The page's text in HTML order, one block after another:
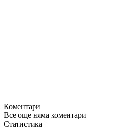
Коментари
Все още няма коментари
Статистика